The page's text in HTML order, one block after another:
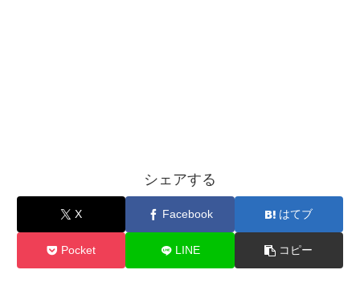
シェアする
X Facebook はてブ
Pocket LINE コピー